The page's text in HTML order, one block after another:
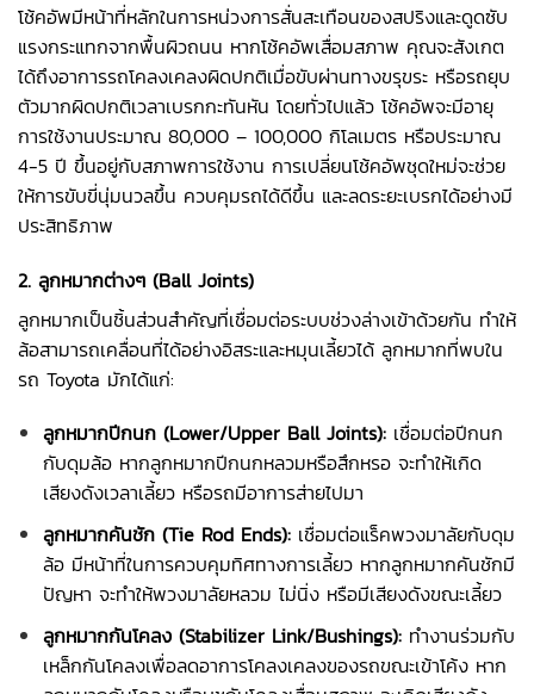
โช้คอัพมีหน้าที่หลักในการหน่วงการสั่นสะเทือนของสปริงและดูดซับ
แรงกระแทกจากพื้นผิวถนน หากโช้คอัพเสื่อมสภาพ คุณจะสังเกต
ได้ถึงอาการรถโคลงเคลงผิดปกติเมื่อขับผ่านทางขรุขระ หรือรถยุบ
ตัวมากผิดปกติเวลาเบรกกะทันหัน โดยทั่วไปแล้ว โช้คอัพจะมีอายุ
การใช้งานประมาณ 80,000 – 100,000 กิโลเมตร หรือประมาณ
4-5 ปี ขึ้นอยู่กับสภาพการใช้งาน การเปลี่ยนโช้คอัพชุดใหม่จะช่วย
ให้การขับขี่นุ่มนวลขึ้น ควบคุมรถได้ดีขึ้น และลดระยะเบรกได้อย่างมี
ประสิทธิภาพ
2. ลูกหมากต่างๆ (Ball Joints)
ลูกหมากเป็นชิ้นส่วนสำคัญที่เชื่อมต่อระบบช่วงล่างเข้าด้วยกัน ทำให้
ล้อสามารถเคลื่อนที่ได้อย่างอิสระและหมุนเลี้ยวได้ ลูกหมากที่พบใน
รถ Toyota มักได้แก่:
ลูกหมากปีกนก (Lower/Upper Ball Joints):เชื่อมต่อปีกนก
กับดุมล้อ หากลูกหมากปีกนกหลวมหรือสึกหรอ จะทำให้เกิด
เสียงดังเวลาเลี้ยว หรือรถมีอาการส่ายไปมา
ลูกหมากคันชัก (Tie Rod Ends):เชื่อมต่อแร็คพวงมาลัยกับดุม
ล้อ มีหน้าที่ในการควบคุมทิศทางการเลี้ยว หากลูกหมากคันชักมี
ปัญหา จะทำให้พวงมาลัยหลวม ไม่นิ่ง หรือมีเสียงดังขณะเลี้ยว
ลูกหมากกันโคลง (Stabilizer Link/Bushings):ทำงานร่วมกับ
เหล็กกันโคลงเพื่อลดอาการโคลงเคลงของรถขณะเข้าโค้ง หาก